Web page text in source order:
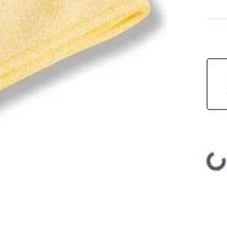
Loading...